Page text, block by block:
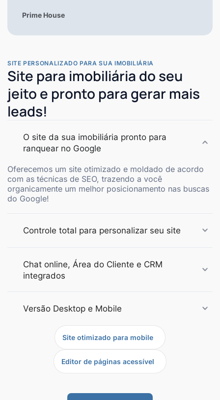
SITE PERSONALIZADO PARA SUA IMOBILIÁRIA
Site para imobiliária do seu
jeito e pronto para gerar mais
leads!
O site da sua imobiliária pronto para
ranquear no Google
Oferecemos um site otimizado e moldado de acordo
com as técnicas de SEO, trazendo a você
organicamente um melhor posicionamento nas buscas
do Google!
Controle total para personalizar seu site
Chat online, Área do Cliente e CRM
integrados
Versão Desktop e Mobile
Site otimizado para mobile
Editor de páginas acessível
Prime House